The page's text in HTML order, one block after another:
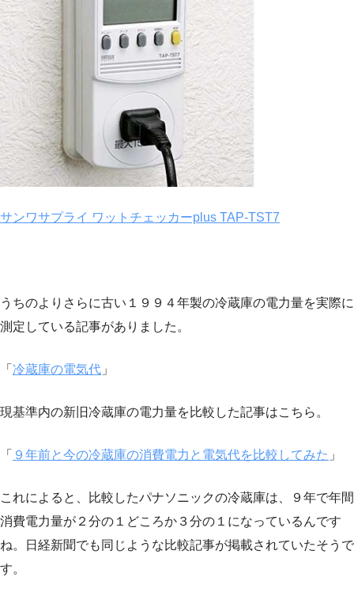
サンワサプライ ワットチェッカーplus TAP-TST7
うちのよりさらに古い１９９４年製の冷蔵庫の電力量を実際に
測定している記事がありました。
「 冷蔵庫の電気代 」
現基準内の新旧冷蔵庫の電力量を比較した記事はこちら。
「 ９年前と今の冷蔵庫の消費電力と電気代を比較してみた 」
これによると、比較したパナソニックの冷蔵庫は、９年で年間
消費電力量が２分の１どころか３分の１になっているんです
ね。日経新聞でも同じような比較記事が掲載されていたそうで
す。